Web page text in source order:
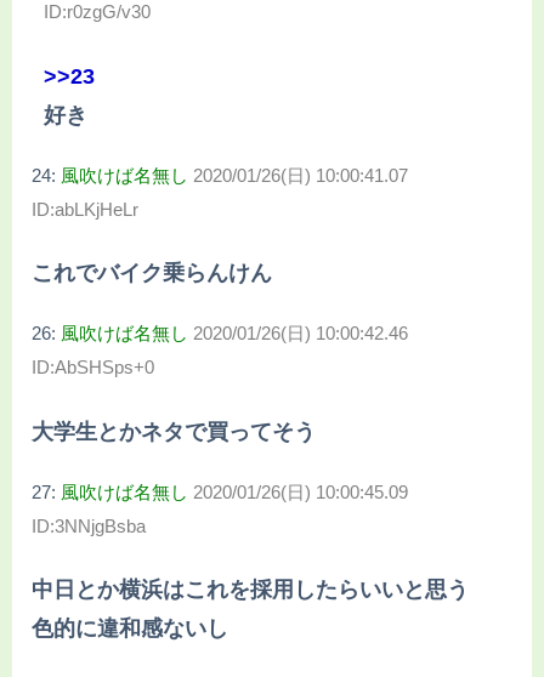
ID:r0zgG/v30
>>23
好き
24: 風吹けば名無し 2020/01/26(日) 10:00:41.07
ID:abLKjHeLr
これでバイク乗らんけん
26: 風吹けば名無し 2020/01/26(日) 10:00:42.46
ID:AbSHSps+0
大学生とかネタで買ってそう
27: 風吹けば名無し 2020/01/26(日) 10:00:45.09
ID:3NNjgBsba
中日とか横浜はこれを採用したらいいと思う
色的に違和感ないし